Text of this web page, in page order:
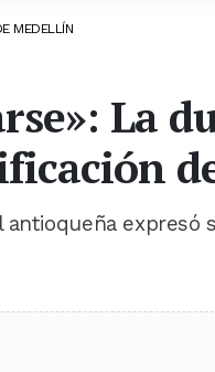
MEDELLÍN
La
antioqueña expresó